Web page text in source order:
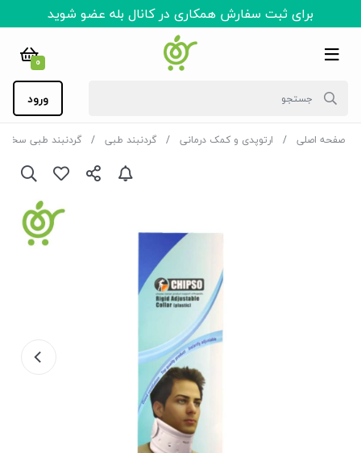
برای ثبت سفارش همکاری در کانال بله عضو شوید
0
ورود
صفحه اصلی ارتوپدی و کمک درمانی گردنبند طبی گردنبند طبی سخت